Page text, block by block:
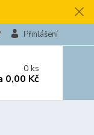
Přihlášení
0ks
0,00 Kč